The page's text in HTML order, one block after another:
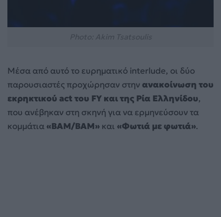
Μέσα από αυτό το ευρηματικό interlude, οι δύο
παρουσιαστές προχώρησαν στηνανακοίνωση του
εκρηκτικού act του FY και της Ρία Ελληνίδου,
που ανέβηκαν στη σκηνή για να ερμηνεύσουν τα
κομμάτια«BAM/BAM» και «Φωτιά με φωτιά».